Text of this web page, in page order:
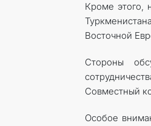
Кроме этого,
Восточной
Стороны
Совместный
Особое